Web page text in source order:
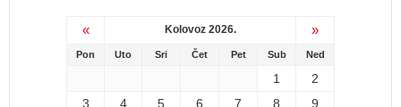
« Kolovoz 2026. »
Pon Uto Sri Čet Pet Sub Ned
1
2
3
4 5 6 7 8 9